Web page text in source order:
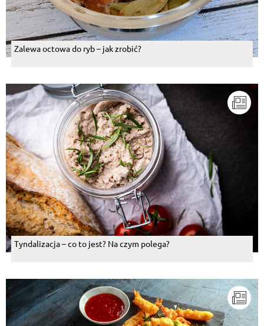
Zalewa octowa do ryb – jak zrobić?
Tyndalizacja – co to jest? Na czym polega?